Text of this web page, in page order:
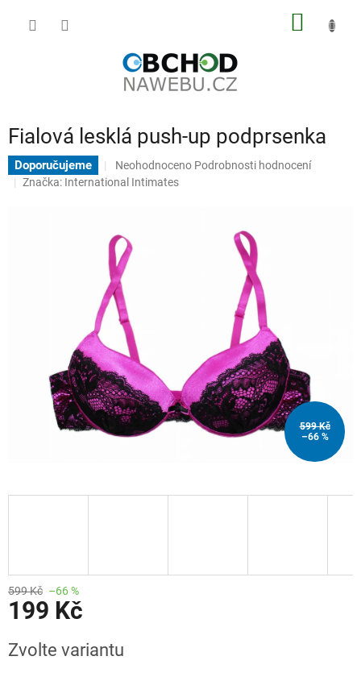
Fialová lesklá push-up podprsenka
Doporučujeme
Průměrné
hodnocení
z
5
hvězdiček.
Neohodnoceno Podrobnosti hodnocení
Značka: International Intimates
599 Kč
–66 %
599 Kč –66 %
199 Kč
cena:
Zvolte variantu